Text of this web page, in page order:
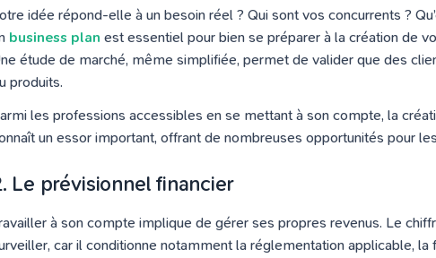
idée répond-elle à un besoin réel ? Qui sont vos concurrents ?
business plan est essentiel pour bien se préparer à la création de
étude de marché, même simplifiée, permet de valider que des
produits.
les professions accessibles en se mettant à son compte, la
un essor important, offrant de nombreuses opportunités pour
Le prévisionnel financier
à son compte implique de gérer ses propres revenus. Le
car il conditionne notamment la réglementation applicable,